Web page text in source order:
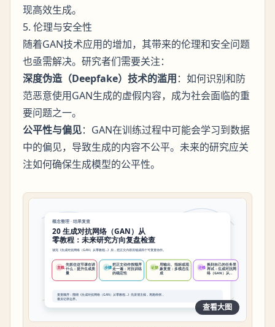
现高效生成。
5. 伦理与安全性
随着GAN技术应用的增加，其带来的伦理和安全问题
也亟需解决。研究者们需要关注：
深度伪造（Deepfake）技术的滥用：如何识别和防
范恶意使用GAN生成的虚假内容，成为社会面临的重
要问题之一。
公平性与偏见：GAN在训练过程中可能会学习到数据
中的偏见，导致生成的内容不公平。未来的研究应关
注如何确保生成模型的公平性。
查看大图